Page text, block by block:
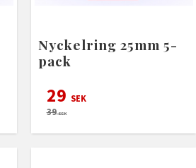
Nyckelring 25mm 5-
pack
29 SEK
39SEK